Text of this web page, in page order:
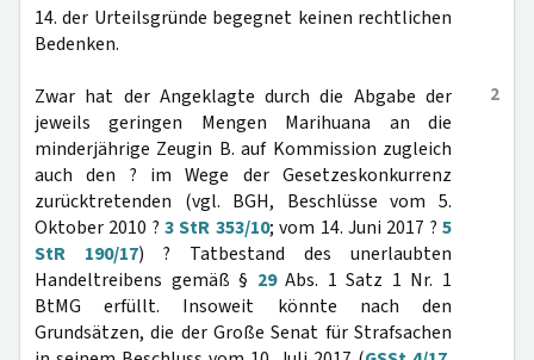
14. der Urteilsgründe begegnet keinen rechtlichen
Bedenken.
2
Zwar hat der Angeklagte durch die Abgabe der
jeweils geringen Mengen Marihuana an die
minderjährige Zeugin B. auf Kommission zugleich
auch den ? im Wege der Gesetzeskonkurrenz
zurücktretenden (vgl. BGH, Beschlüsse vom 5.
Oktober 2010 ?3 StR 353/10; vom 14. Juni 2017 ?5
StR 190/17) ? Tatbestand des unerlaubten
Handeltreibens gemäß § 29Abs. 1 Satz 1 Nr. 1
BtMG erfüllt. Insoweit könnte nach den
Grundsätzen, die der Große Senat für Strafsachen